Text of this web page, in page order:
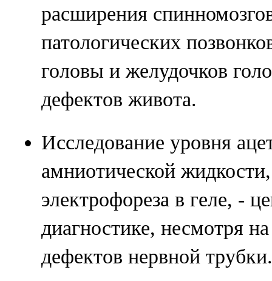
расширения
патологических
головы и желудочков
дефектов живота.
Исследование уровня
амниотической
электрофореза в геле, -
диагностике, несмотря
дефектов нервной трубки.